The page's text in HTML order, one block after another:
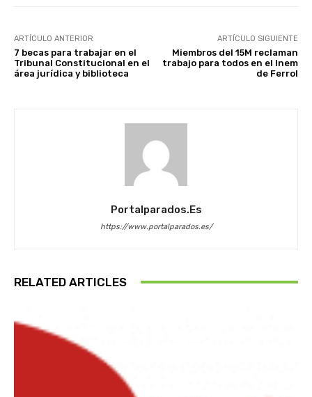
ARTÍCULO ANTERIOR
7 becas para trabajar en el
Tribunal Constitucional en el
área jurídica y biblioteca
ARTÍCULO SIGUIENTE
Miembros del 15M reclaman
trabajo para todos en el Inem
de Ferrol
Portalparados.es
https://www.portalparados.es/
RELATED ARTICLES